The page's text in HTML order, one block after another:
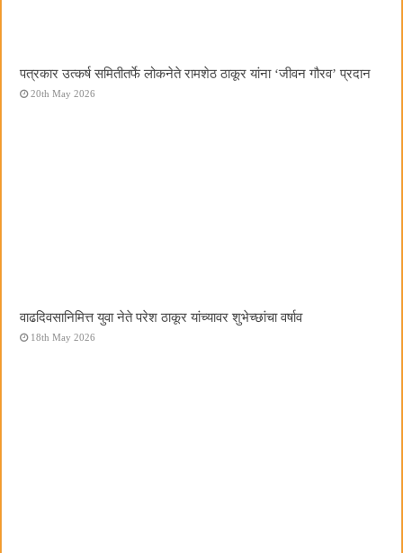
पत्रकार उत्कर्ष समितीतर्फे लोकनेते रामशेठ ठाकूर यांना ‌‘जीवन गौरव‌’ प्रदान
20th May 2026
वाढदिवसानिमित्त युवा नेते परेश ठाकूर यांच्यावर शुभेच्छांचा वर्षाव
18th May 2026